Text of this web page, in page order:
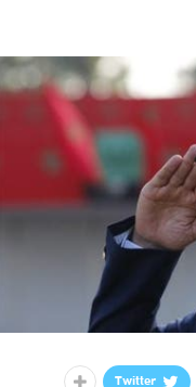
Twitter